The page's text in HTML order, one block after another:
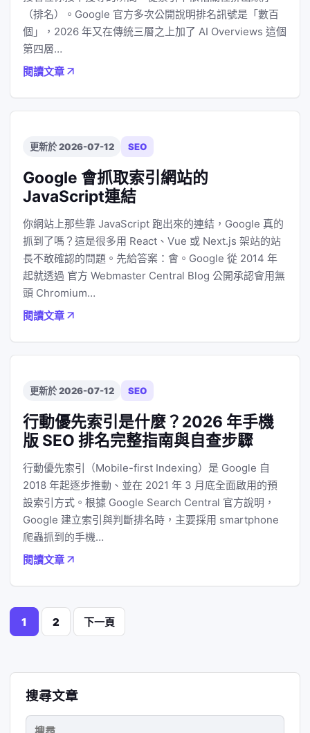
（排名）。Google 官方多次公開說明排名訊號是「數百
個」，2026 年又在傳統三層之上加了 AI Overviews 這個
第四層…
閱讀文章
更新於 2026-07-12 SEO
Google 會抓取索引網站的
JavaScript連結
你網站上那些靠 JavaScript 跑出來的連結，Google 真的
抓到了嗎？這是很多用 React、Vue 或 Next.js 架站的站
長不敢確認的問題。先給答案：會。Google 從 2014 年
起就透過 官方 Webmaster Central Blog 公開承認會用無
頭 Chromium…
閱讀文章
更新於 2026-07-12 SEO
行動優先索引是什麼？2026 年手機
版 SEO 排名完整指南與自查步驟
行動優先索引（Mobile-first Indexing）是 Google 自
2018 年起逐步推動、並在 2021 年 3 月底全面啟用的預
設索引方式。根據 Google Search Central 官方說明，
Google 建立索引與判斷排名時，主要採用 smartphone
爬蟲抓到的手機…
閱讀文章
文
分
1 2 下一頁
搜尋文章
搜